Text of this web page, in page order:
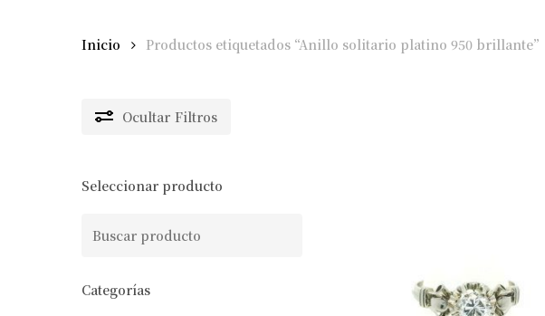
Inicio Productos etiquetados “Anillo solitario platino 950 brillante”
Ocultar Filtros
Seleccionar producto
Categorías